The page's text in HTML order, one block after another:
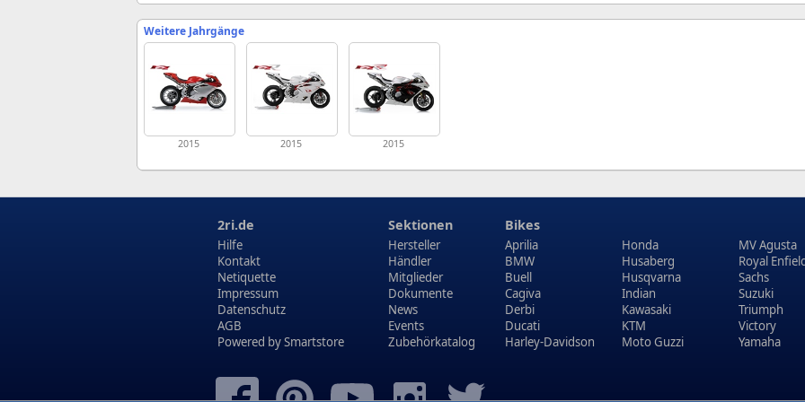
Weitere Jahrgänge
2015 2015 2015
2ri.de
Hilfe
Kontakt
Netiquette
Impressum
Datenschutz
AGB
Powered bySmartstore
Sektionen
Hersteller
Händler
Mitglieder
Dokumente
News
Events
Zubehörkatalog
Bikes
Aprilia
BMW
Buell
Cagiva
Derbi
Ducati
Harley-Davidson
Honda
Husaberg
Husqvarna
Indian
Kawasaki
KTM
Moto Guzzi
MV Agusta
Royal
Sachs
Suzuki
Triumph
Victory
Yamaha